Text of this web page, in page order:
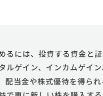
るには、投資する資金と
ルゲイン、インカムゲイ
配当金や株式優待を得られ